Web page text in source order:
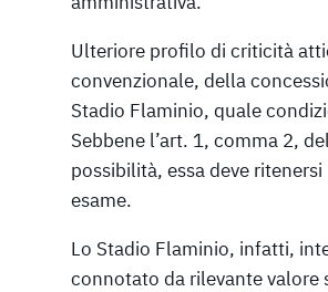
Ulteriore profilo di criticità
convenzionale, della
Stadio Flaminio, quale
Sebbene l’art. 1, comma 2,
possibilità, essa deve
esame.
Lo Stadio Flaminio, infatti,
connotato da rilevante valore